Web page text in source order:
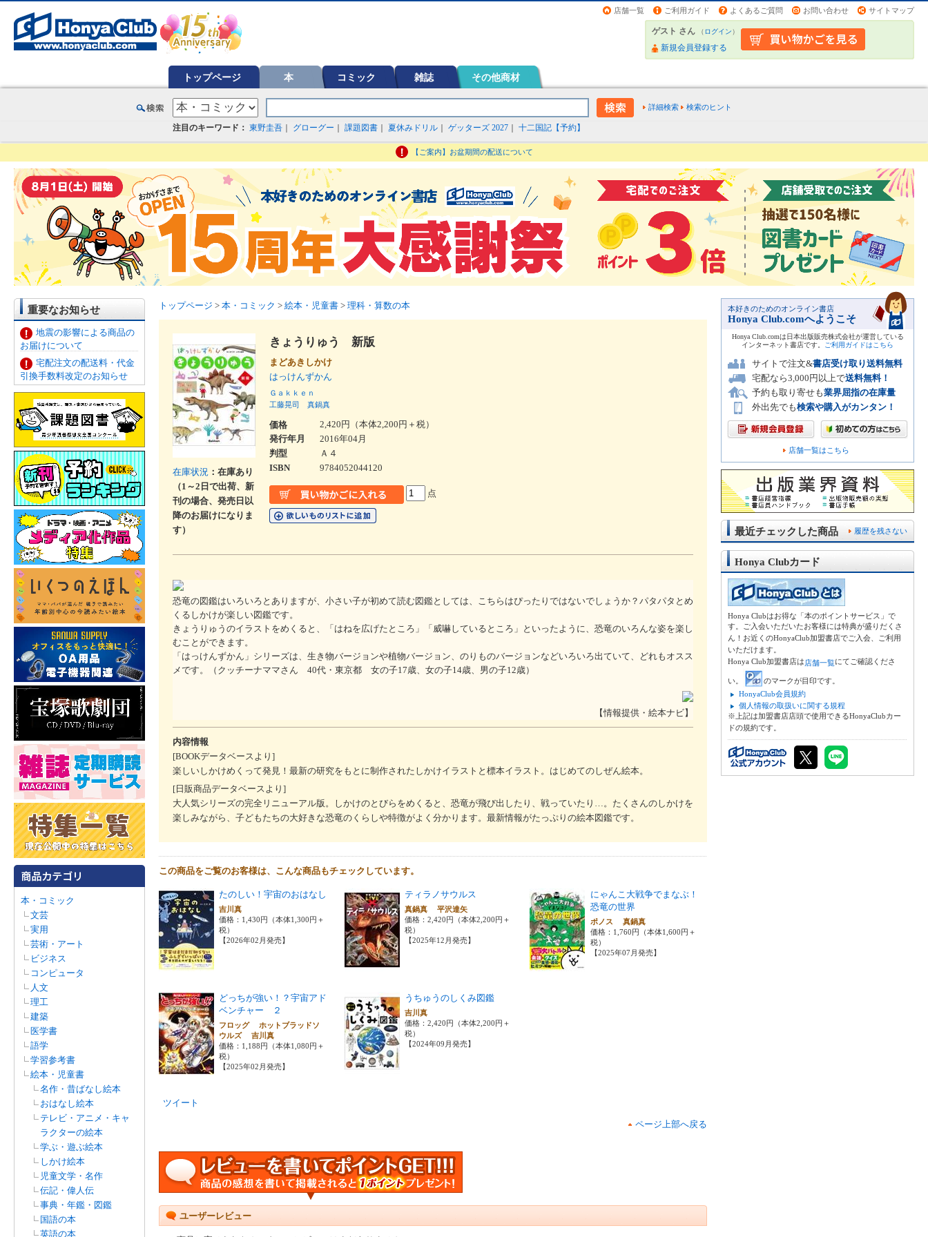
店舗一覧 ご利用ガイド よくあるご質問 お問い合わせ サイトマップ
ゲスト さん （ログイン）
新規会員登録する
トップページ 本 コミック 雑誌 その他商材
詳細検索 検索のヒント
注目のキーワード： 東野圭吾 グローグー 課題図書 夏休みドリル ゲッターズ 2027 十二国記【予約】
【ご案内】お盆期間の配送について
重要なお知らせ
地震の影響による商品の
お届けについて
宅配注文の配送料・代金
引換手数料改定のお知らせ
本・コミック
文芸
実用
芸術・アート
ビジネス
コンピュータ
人文
理工
建築
医学書
語学
学習参考書
絵本・児童書
名作・昔ばなし絵本
おはなし絵本
テレビ・アニメ・キャ
ラクターの絵本
学ぶ・遊ぶ絵本
しかけ絵本
児童文学・名作
伝記・偉人伝
事典・年鑑・図鑑
国語の本
英語の本
トップページ > 本・コミック > 絵本・児童書 > 理科・算数の本
在庫状況 ：在庫あり
（1～2日で出荷、新
刊の場合、発売日以
降のお届けになりま
す）
きょうりゅう 新版
まどあきしかけ
はっけんずかん
Ｇａｋｋｅｎ
工藤晃司
真鍋真
価格
2,420円（本体2,200円＋税）
発行年月
2016年04月
判型
Ａ４
ISBN
9784052044120
点
恐竜の図鑑はいろいろとありますが、小さい子が初めて読む図鑑としては、こちらはぴったりではないでしょうか？パタパタとめ
くるしかけが楽しい図鑑です。
きょうりゅうのイラストをめくると、「はねを広げたところ」「威嚇しているところ」といったように、恐竜のいろんな姿を楽し
むことができます。
「はっけんずかん」シリーズは、生き物バージョンや植物バージョン、のりものバージョンなどいろいろ出ていて、どれもオスス
メです。（クッチーナママさん 40代・東京都 女の子17歳、女の子14歳、男の子12歳）
【情報提供・絵本ナビ】
内容情報
[BOOKデータベースより]
楽しいしかけめくって発見！最新の研究をもとに制作されたしかけイラストと標本イラスト。はじめてのしぜん絵本。
[日販商品データベースより]
大人気シリーズの完全リニューアル版。しかけのとびらをめくると、恐竜が飛び出したり、戦っていたり…。たくさんのしかけを
楽しみながら、子どもたちの大好きな恐竜のくらしや特徴がよく分かります。最新情報がたっぷりの絵本図鑑です。
この商品をご覧のお客様は、こんな商品もチェックしています。
たのしい！宇宙のおはなし
吉川真
価格：1,430円（本体1,300円＋
税）
【2026年02月発売】
ティラノサウルス
真鍋真 平沢達矢
価格：2,420円（本体2,200円＋
税）
【2025年12月発売】
にゃんこ大戦争でまなぶ！
恐竜の世界
ポノス 真鍋真
価格：1,760円（本体1,600円＋
税）
【2025年07月発売】
どっちが強い！？宇宙アド
ベンチャー ２
フロッグ ホットブラッドソ
ウルズ 吉川真
価格：1,188円（本体1,080円＋
税）
【2025年02月発売】
うちゅうのしくみ図鑑
吉川真
価格：2,420円（本体2,200円＋
税）
【2024年09月発売】
ツイート
ページ上部へ戻る
ユーザーレビュー
本好きのためのオンライン書店
Honya Club.comへようこそ
Honya Club.comは日本出版販売株式会社が運営している
インターネット書店です。
ご利用ガイドはこちら
サイトで注文&書店受け取り送料無料
宅配なら3,000円以上で送料無料！
予約も取り寄せも業界屈指の在庫量
外出先でも検索や購入がカンタン！
店舗一覧はこちら
履歴を残さない
最近チェックした商品
Honya Clubカード
Honya Clubはお得な「本のポイントサービス」で
す。ご入会いただいたお客様には特典が盛りだくさ
ん！お近くのHonyaClub加盟書店でご入会、ご利用
いただけます。
Honya Club加盟書店は店舗一覧にてご確認くださ
い。
のマークが目印です。
HonyaClub会員規約
個人情報の取扱いに関する規程
※上記は加盟書店店頭で使用できるHonyaClubカー
ドの規約です。